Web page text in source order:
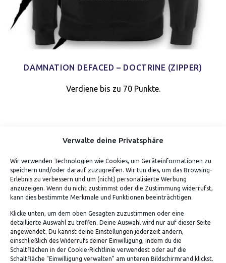
Verwalte deine Privatsphäre
Wir verwenden Technologien wie Cookies, um Geräteinformationen zu
speichern und/oder darauf zuzugreifen. Wir tun dies, um das Browsing-
Erlebnis zu verbessern und um (nicht) personalisierte Werbung
anzuzeigen. Wenn du nicht zustimmst oder die Zustimmung widerrufst,
kann dies bestimmte Merkmale und Funktionen beeinträchtigen.
Klicke unten, um dem oben Gesagten zuzustimmen oder eine
detaillierte Auswahl zu treffen. Deine Auswahl wird nur auf dieser Seite
angewendet. Du kannst deine Einstellungen jederzeit ändern,
einschließlich des Widerrufs deiner Einwilligung, indem du die
Schaltflächen in der Cookie-Richtlinie verwendest oder auf die
Schaltfläche "Einwilligung verwalten" am unteren Bildschirmrand klickst.
DAMNATION DEFACED – DOCTRINE (ZIPPER)
Verdiene bis zu 70 Punkte.
ADRESSE
Von Tiling GmbH